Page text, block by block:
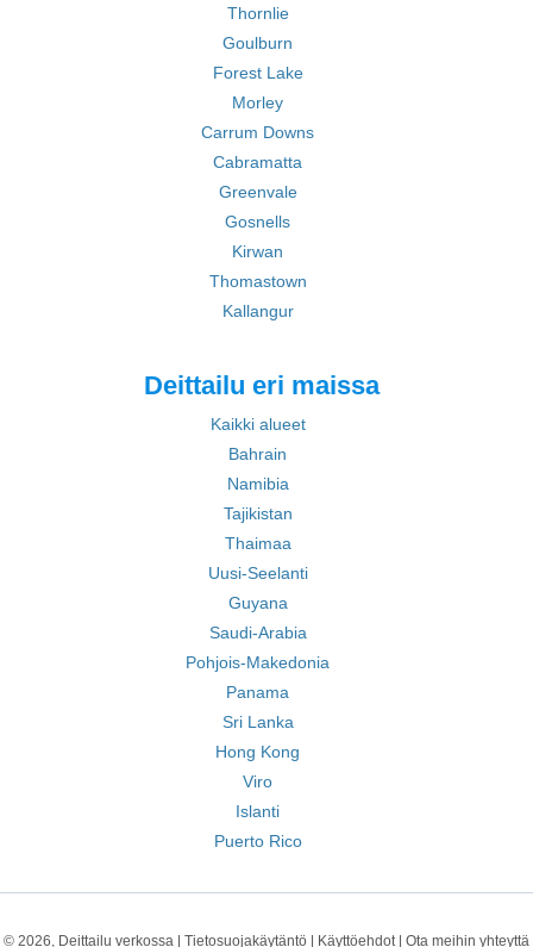
Thornlie
Goulburn
Forest Lake
Morley
Carrum Downs
Cabramatta
Greenvale
Gosnells
Kirwan
Thomastown
Kallangur
Deittailu eri maissa
Kaikki alueet
Bahrain
Namibia
Tajikistan
Thaimaa
Uusi-Seelanti
Guyana
Saudi-Arabia
Pohjois-Makedonia
Panama
Sri Lanka
Hong Kong
Viro
Islanti
Puerto Rico
© 2026, Deittailu verkossa | Tietosuojakäytäntö Käyttöehdot| Ota meihin yhteyttä